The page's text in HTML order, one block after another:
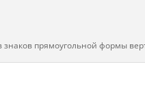
прямоугольной формы